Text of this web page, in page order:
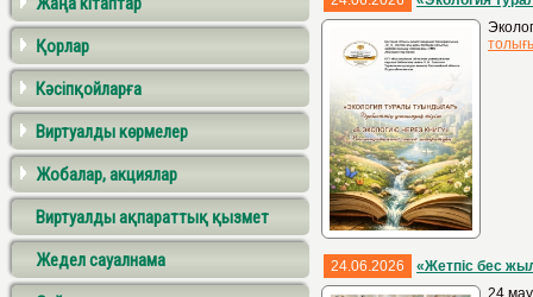
Қорлар
Кәсіпқойларға
Виртуалды көрмелер
Жобалар, акциялар
Виртуалды ақпараттық қызмет
Жедел сауалнама
24.06.2026
«Жетпіс бес
24